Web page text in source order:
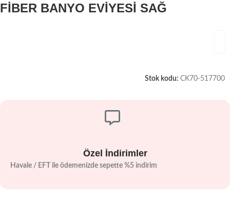
FİBER BANYO EVİYESİ SAĞ
Stok kodu: CK70-517700
Özel İndirimler
Havale / EFT ile ödemenizde sepette %5 indirim